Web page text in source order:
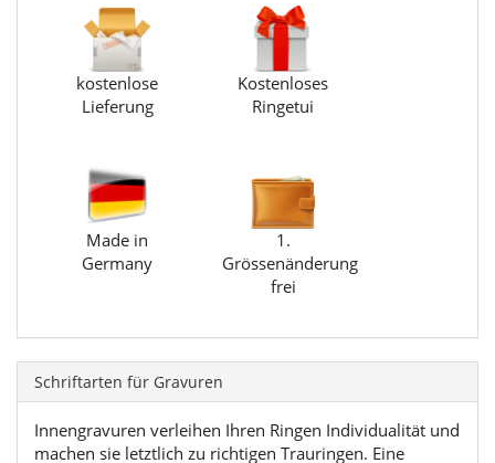
kostenlose
Lieferung
Kostenloses
Ringetui
Made in
Germany
1.
Grössenänderung
frei
Schriftarten für Gravuren
Innengravuren verleihen Ihren Ringen Individualität und
machen sie letztlich zu richtigen Trauringen. Eine